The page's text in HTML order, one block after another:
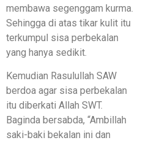
membawa segenggam kurma.
Sehingga di atas tikar kulit itu
terkumpul sisa perbekalan
yang hanya sedikit.
Kemudian Rasulullah SAW
berdoa agar sisa perbekalan
itu diberkati Allah SWT.
Baginda bersabda, “Ambillah
saki-baki bekalan ini dan